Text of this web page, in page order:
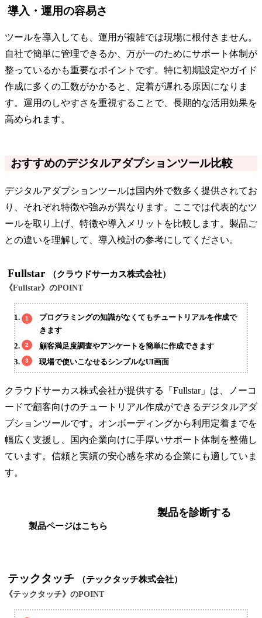
導入・運用の容易さ
ツールを導入しても、運用が複雑では現場に根付きません。
自社で簡単に管理できるか、万が一のためにサポート体制が
整っているかも重要なポイントです。特に初期設定やガイド
作成に多くの工数がかかると、定着が遅れる原因になりま
す。運用のしやすさを重視することで、長期的な活用効果を
高められます。
おすすめのデジタルアダプションツール比較
デジタルアダプションツールは国内外で数多く提供されてお
り、それぞれ特徴や強みが異なります。ここでは代表的なツ
ールを取り上げ、特徴や導入メリットを比較します。製品ご
との違いを理解して、導入検討の参考にしてください。
Fullstar （クラウドサーカス株式会社）
《Fullstar》のPOINT
プログラミングの知識がなくてもチュートリアルを作成で
きます
顧客満足度調査やアンケートを簡単に作成できます
現場で使いこなせるシンプルなUI画面
クラウドサーカス株式会社が提供する「Fullstar」は、ノーコ
ードで顧客向けのチュートリアル作成ができるデジタルアダ
プションツールです。オンボーディングから利用定着までを
幅広く支援し、国内企業向けに手厚いサポート体制を整備し
ています。信頼と実績の安心感を求める企業にも適していま
す。
製品ページはこちら
製品を診断する
テックタッチ （テックタッチ株式会社）
《テックタッチ》のPOINT